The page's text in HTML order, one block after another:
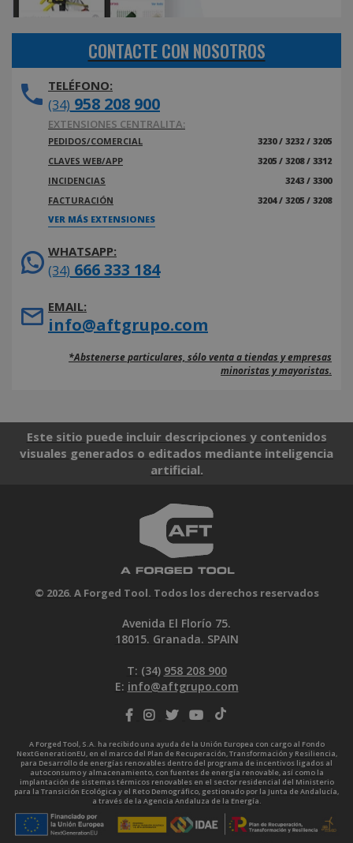
CONTACTE CON NOSOTROS
TELÉFONO:
(34) 958 208 900
EXTENSIONES CENTRALITA:
PEDIDOS/COMERCIAL
3230 / 3232 / 3205
CLAVES WEB/APP
3205 / 3208 / 3312
INCIDENCIAS
3243 / 3300
FACTURACIÓN
3204 / 3205 / 3208
VER MÁS EXTENSIONES
WHATSAPP:
(34) 666 333 184
EMAIL:
info@aftgrupo.com
*Abstenerse particulares, sólo venta a tiendas y empresas
minoristas y mayoristas.
Este sitio puede incluir descripciones y contenidos
visuales generados o editados mediante inteligencia
artificial.
© 2026. A Forged Tool. Todos los derechos reservados
Avenida El Florío 75.
18015. Granada. SPAIN
T: (34) 958 208 900
E: info@aftgrupo.com
A Forged Tool, S.A. ha recibido una ayuda de la Unión Europea con cargo al Fondo
NextGenerationEU, en el marco del Plan de Recuperación, Transformación y Resiliencia,
para Desarrollo de energías renovables dentro del programa de incentivos ligados al
autoconsumo y almacenamiento, con fuentes de energía renovable, así como la
implantación de sistemas térmicos renovables en el sector residencial del Ministerio
para la Transición Ecológica y el Reto Demográfico, gestionado por la Junta de Andalucía,
a través de la Agencia Andaluza de la Energía.